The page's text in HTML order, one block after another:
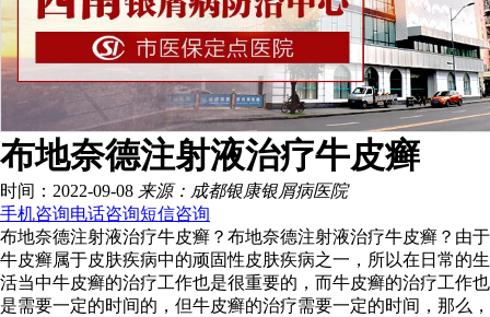
布地奈德注射液治疗牛皮癣
时间：2022-09-08 来源：成都银康银屑病医院
手机咨询电话咨询短信咨询
布地奈德注射液治疗牛皮癣？布地奈德注射液治疗牛皮癣？由于
牛皮癣属于皮肤疾病中的顽固性皮肤疾病之一，所以在日常的生
活当中牛皮癣的治疗工作也是很重要的，而牛皮癣的治疗工作也
是需要一定的时间的，但牛皮癣的治疗需要一定的时间，那么，